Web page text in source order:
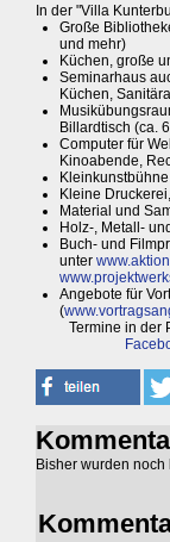
In der "Villa
Große
und mehr)
Küchen, große
Seminarhaus
Küchen,
Billardtisch (ca.
Computer für
Kinoabende,
Kleine
Material und
Holz-, Metall-
Buch- und
unter
Angebote für
(
Termine in der
Bisher wurden noch